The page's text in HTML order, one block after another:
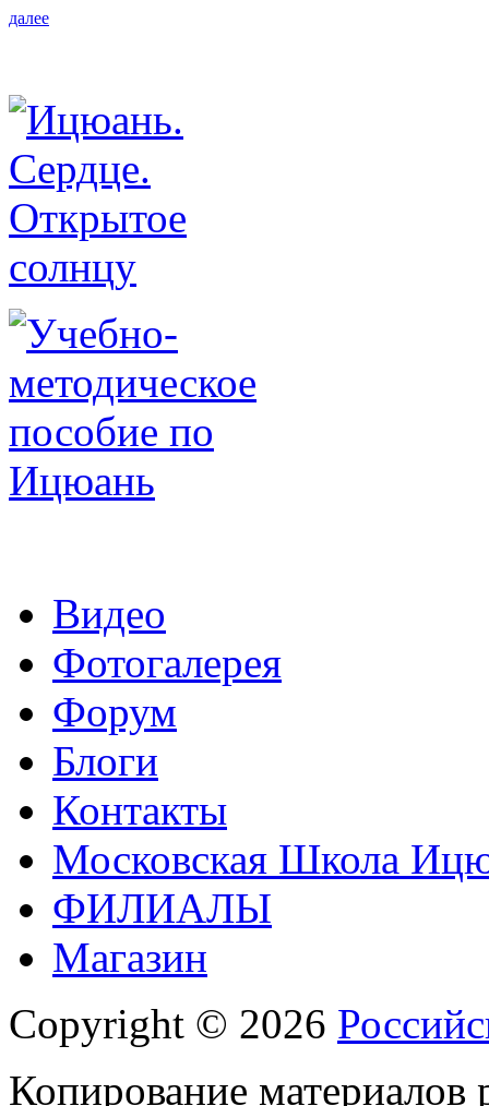
далее
Видео
Фотогалерея
Форум
Блоги
Контакты
Московская Школа
ФИЛИАЛЫ
Магазин
Copyright © 2026
Копирование материалов